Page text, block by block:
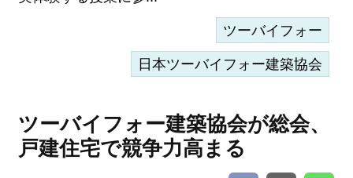
ツーバイフォー
日本ツーバイフォー建築協会
ツーバイフォー建築協会が総会、
戸建住宅で競争力高まる